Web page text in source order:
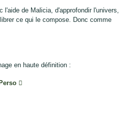
de Malicia, d'approfondir l'univers,
ce qui le compose. Donc comme
en haute définition :